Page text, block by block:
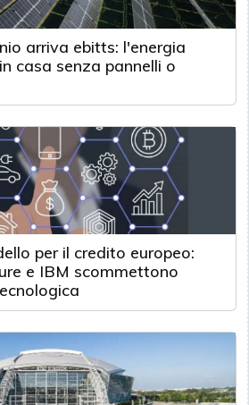
arriva ebitts: l'energia
casa senza pannelli o
per il credito europeo:
e IBM scommettono